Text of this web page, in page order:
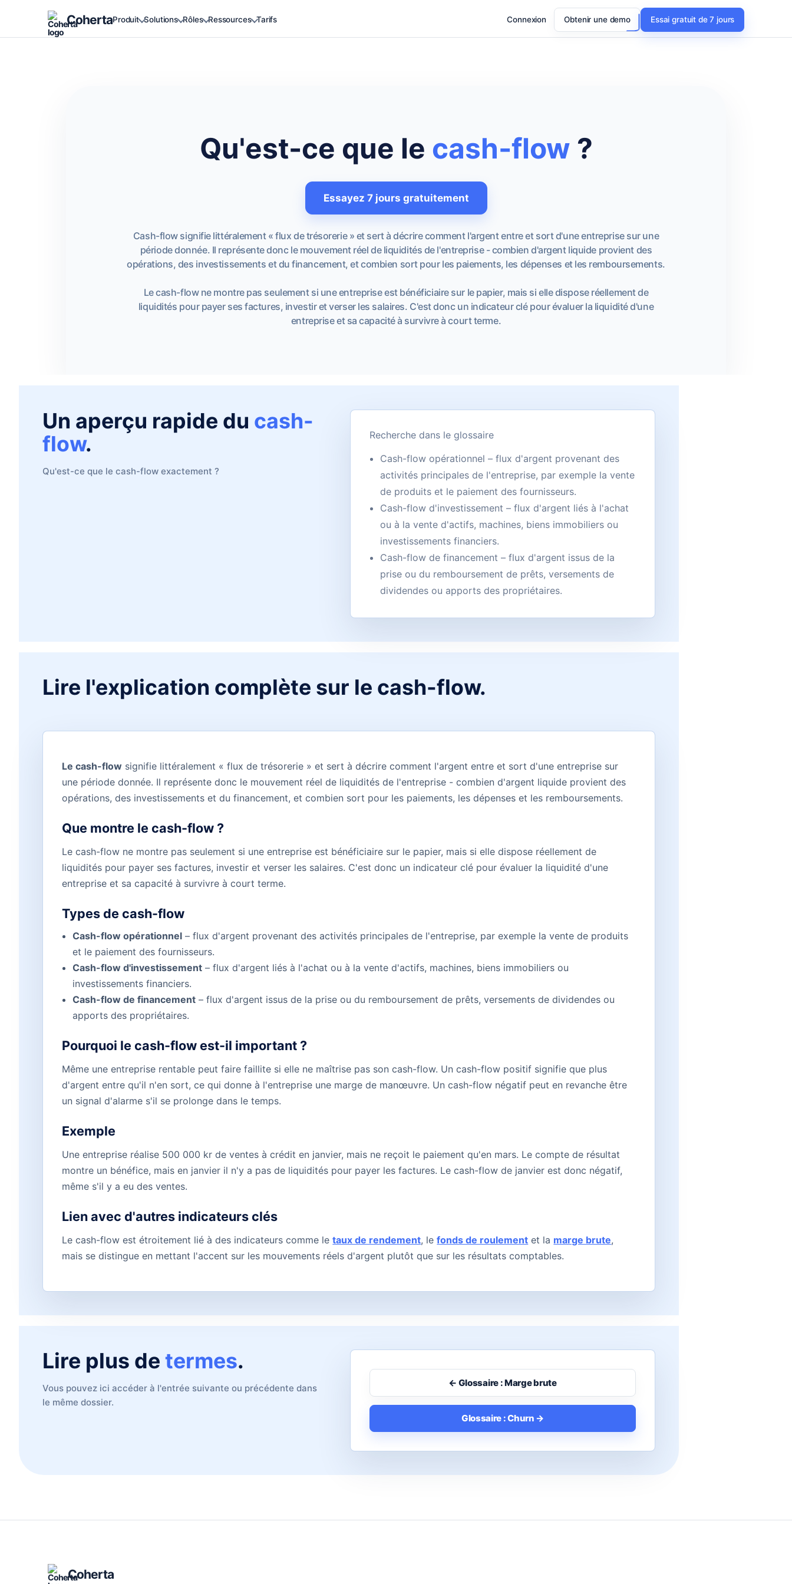
CohertaProduit Solutions Rôles Ressources Tarifs Connexion Obtenir une demo Essai gratuit de 7 jours
Qu'est-ce que le cash-flow ?
Essayez 7 jours gratuitement
Cash-flow signifie littéralement « flux de trésorerie » et sert à décrire comment l'argent entre et sort d'une entreprise sur une
période donnée. Il représente donc le mouvement réel de liquidités de l'entreprise - combien d'argent liquide provient des
opérations, des investissements et du financement, et combien sort pour les paiements, les dépenses et les remboursements.
Le cash-flow ne montre pas seulement si une entreprise est bénéficiaire sur le papier, mais si elle dispose réellement de
liquidités pour payer ses factures, investir et verser les salaires. C'est donc un indicateur clé pour évaluer la liquidité d'une
entreprise et sa capacité à survivre à court terme.
Un aperçu rapide du cash-
flow.
Qu'est-ce que le cash-flow exactement ?
Recherche dans le glossaire
Cash-flow opérationnel – flux d'argent provenant des
activités principales de l'entreprise, par exemple la vente
de produits et le paiement des fournisseurs.
Cash-flow d'investissement – flux d'argent liés à l'achat
ou à la vente d'actifs, machines, biens immobiliers ou
investissements financiers.
Cash-flow de financement – flux d'argent issus de la
prise ou du remboursement de prêts, versements de
dividendes ou apports des propriétaires.
Lire l'explication complète sur le cash-flow.
Le cash-flow signifie littéralement « flux de trésorerie » et sert à décrire comment l'argent entre et sort d'une entreprise sur
une période donnée. Il représente donc le mouvement réel de liquidités de l'entreprise - combien d'argent liquide provient des
opérations, des investissements et du financement, et combien sort pour les paiements, les dépenses et les remboursements.
Que montre le cash-flow ?
Le cash-flow ne montre pas seulement si une entreprise est bénéficiaire sur le papier, mais si elle dispose réellement de
liquidités pour payer ses factures, investir et verser les salaires. C'est donc un indicateur clé pour évaluer la liquidité d'une
entreprise et sa capacité à survivre à court terme.
Types de cash-flow
Cash-flow opérationnel– flux d'argent provenant des activités principales de l'entreprise, par exemple la vente de produits
et le paiement des fournisseurs.
Cash-flow d'investissement– flux d'argent liés à l'achat ou à la vente d'actifs, machines, biens immobiliers ou
investissements financiers.
Cash-flow de financement– flux d'argent issus de la prise ou du remboursement de prêts, versements de dividendes ou
apports des propriétaires.
Pourquoi le cash-flow est-il important ?
Même une entreprise rentable peut faire faillite si elle ne maîtrise pas son cash-flow. Un cash-flow positif signifie que plus
d'argent entre qu'il n'en sort, ce qui donne à l'entreprise une marge de manœuvre. Un cash-flow négatif peut en revanche être
un signal d'alarme s'il se prolonge dans le temps.
Exemple
Une entreprise réalise 500 000 kr de ventes à crédit en janvier, mais ne reçoit le paiement qu'en mars. Le compte de résultat
montre un bénéfice, mais en janvier il n'y a pas de liquidités pour payer les factures. Le cash-flow de janvier est donc négatif,
même s'il y a eu des ventes.
Lien avec d'autres indicateurs clés
Le cash-flow est étroitement lié à des indicateurs comme letaux de rendement, lefonds de roulement et la marge brute,
mais se distingue en mettant l'accent sur les mouvements réels d'argent plutôt que sur les résultats comptables.
Lire plus determes.
Vous pouvez ici accéder à l'entrée suivante ou précédente dans
le même dossier.
← Glossaire : Marge brute
Glossaire : Churn →
Coherta